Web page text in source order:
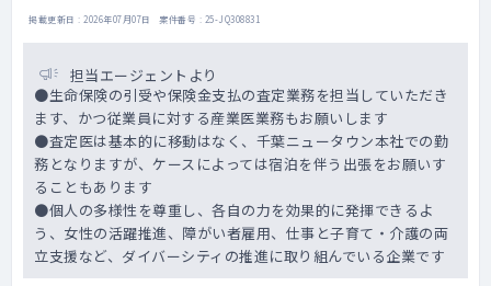
・コンサルティングファームを経て医療デー
掲載更新日 : 2026年07月07日 案件番号 : 25-JQ308831
担当エージェントより
●生命保険の引受や保険金支払の査定業務を担当していただき
ます、かつ従業員に対する産業医業務もお願いします
●査定医は基本的に移動はなく、千葉ニュータウン本社での勤
務となりますが、ケースによっては宿泊を伴う出張をお願いす
ることもあります
●個人の多様性を尊重し、各自の力を効果的に発揮できるよ
う、女性の活躍推進、障がい者雇用、仕事と子育て・介護の両
立支援など、ダイバーシティの推進に取り組んでいる企業です